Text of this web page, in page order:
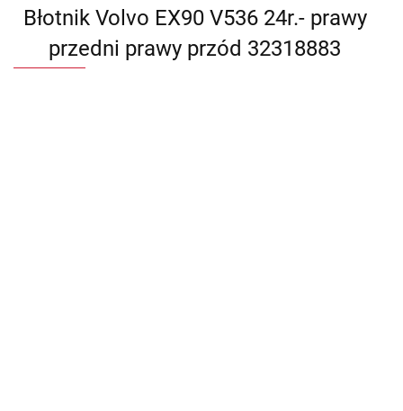
Błotnik Volvo EX90 V536 24r.- prawy
przedni prawy przód 32318883